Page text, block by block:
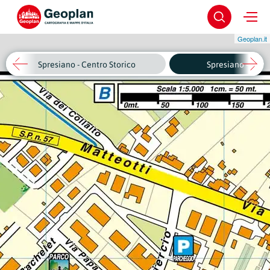
Geoplan.it
Spresiano - Centro Storico Spresiano -